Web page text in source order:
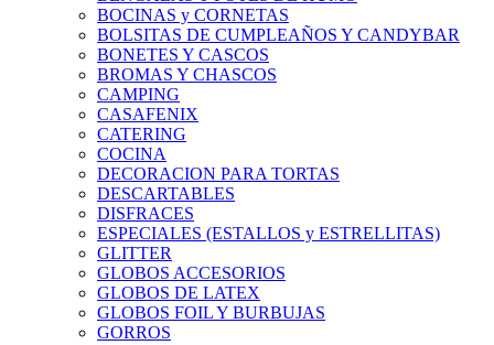
BOCINAS y CORNETAS
BOLSITAS DE CUMPLEAÑOS Y CANDYBAR
BONETES Y CASCOS
BROMAS Y CHASCOS
CAMPING
CASAFENIX
CATERING
COCINA
DECORACION PARA TORTAS
DESCARTABLES
DISFRACES
ESPECIALES (ESTALLOS y ESTRELLITAS)
GLITTER
GLOBOS ACCESORIOS
GLOBOS DE LATEX
GLOBOS FOIL Y BURBUJAS
GORROS